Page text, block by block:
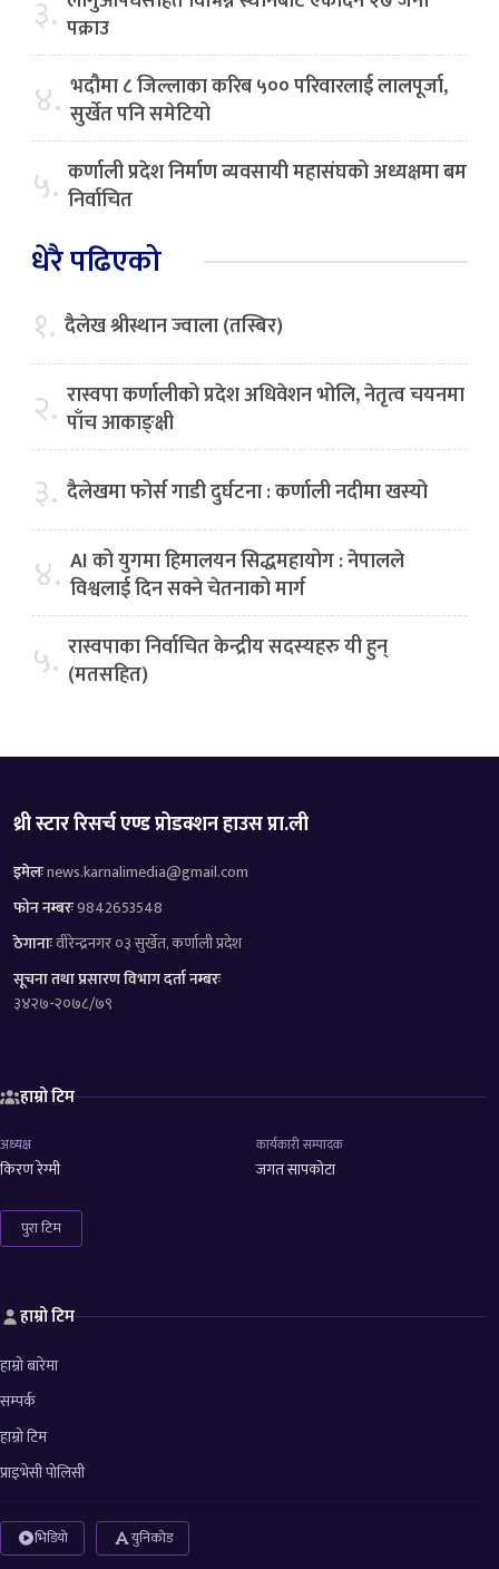
३. पक्राउ
४. भदौमा ८ जिल्लाका करिब ५०० परिवारलाई लालपूर्जा,
सुर्खेत पनि समेटियो
५. कर्णाली प्रदेश निर्माण व्यवसायी महासंघको अध्यक्षमा बम
निर्वाचित
धेरै पढिएको
१. दैलेख श्रीस्थान ज्वाला (तस्बिर)
२. रास्वपा कर्णालीको प्रदेश अधिवेशन भोलि, नेतृत्व चयनमा
पाँच आकाङ्क्षी
३. दैलेखमा फोर्स गाडी दुर्घटना : कर्णाली नदीमा खस्यो
४. AI को युगमा हिमालयन सिद्धमहायोग : नेपालले
विश्वलाई दिन सक्ने चेतनाको मार्ग
५. रास्वपाका निर्वाचित केन्द्रीय सदस्यहरु यी हुन्
(मतसहित)
थ्री स्टार रिसर्च एण्ड प्रोडक्शन हाउस प्रा.ली
इमेलःnews.karnalimedia@gmail.com
फोन नम्बरः9842653548
ठेगानाःवीरेन्द्रनगर ०३ सुर्खेत, कर्णाली प्रदेश
सूचना तथा प्रसारण विभाग दर्ता नम्बरः
३४२७-२०७८/७९
हाम्रो टिम
अध्यक्ष
किरण रेग्मी
कार्यकारी सम्पादक
जगत सापकोटा
पुरा टिम
हाम्रो टिम
हाम्रो बारेमा
सम्पर्क
हाम्रो टिम
प्राइभेसी पोलिसी
भिडियो युनिकोड